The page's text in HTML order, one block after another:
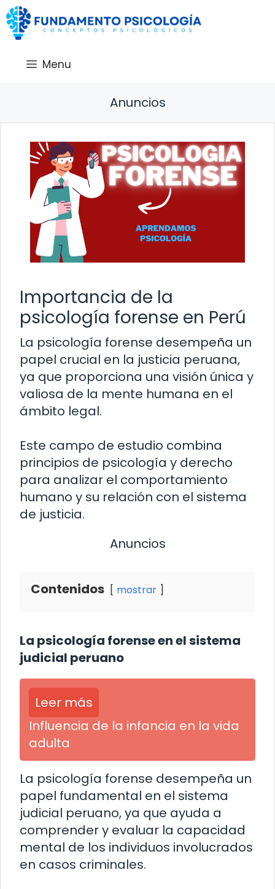
Saltar
al
contenido
Menu
Anuncios
Importancia de la
psicología forense en Perú
La psicología forense desempeña un
papel crucial en la justicia peruana,
ya que proporciona una visión única y
valiosa de la mente humana en el
ámbito legal.
Este campo de estudio combina
principios de psicología y derecho
para analizar el comportamiento
humano y su relación con el sistema
de justicia.
Anuncios
Contenidos mostrar
La psicología forense en el sistema
judicial peruano
Leer más
Influencia de la infancia en la vida
adulta
La psicología forense desempeña un
papel fundamental en el sistema
judicial peruano, ya que ayuda a
comprender y evaluar la capacidad
mental de los individuos involucrados
en casos criminales.